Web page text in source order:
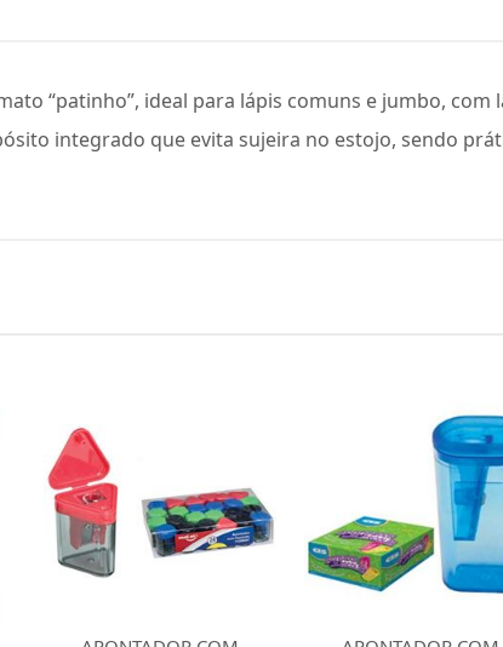
“patinho”, ideal para lápis comuns e jumbo, com
integrado que evita sujeira no estojo, sendo